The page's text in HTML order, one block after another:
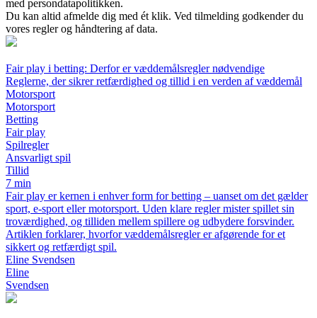
med persondatapolitikken.
Du kan altid afmelde dig med ét klik. Ved tilmelding godkender du
vores regler og håndtering af data.
Fair play i betting: Derfor er væddemålsregler nødvendige
Reglerne, der sikrer retfærdighed og tillid i en verden af væddemål
Motorsport
Motorsport
Betting
Fair play
Spilregler
Ansvarligt spil
Tillid
7 min
Fair play er kernen i enhver form for betting – uanset om det gælder
sport, e-sport eller motorsport. Uden klare regler mister spillet sin
troværdighed, og tilliden mellem spillere og udbydere forsvinder.
Artiklen forklarer, hvorfor væddemålsregler er afgørende for et
sikkert og retfærdigt spil.
Eline Svendsen
Eline
Svendsen